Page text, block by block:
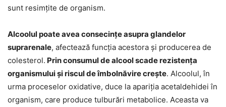
sunt resimțite de organism.
Alcoolul poate avea consecințe asupra glandelor
suprarenale, afectează funcția acestora și producerea de
colesterol. Prin consumul de alcool scade rezistența
organismului și riscul de îmbolnăvire crește. Alcoolul, în
urma proceselor oxidative, duce la apariția acetaldehidei în
organism, care produce tulburări metabolice. Aceasta va